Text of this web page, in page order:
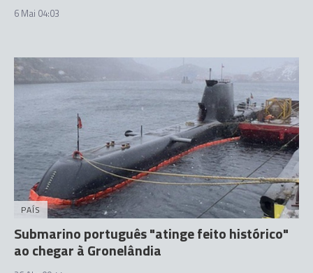
6 Mai 04:03
PAÍS
Submarino português "atinge feito histórico"
ao chegar à Gronelândia